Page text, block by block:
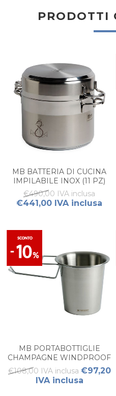
PRODOTTI
MB BATTERIA DI CUCINA
IMPILABILE INOX (11 PZ)
€490,00 IVA inclusa
€441,00 IVA inclusa
MB PORTABOTTIGLIE
CHAMPAGNE WINDPROOF
CON SUPPORTO (1PZ)
€108,00 IVA inclusa €97,20
IVA inclusa